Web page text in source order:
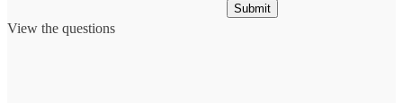
View the questions
Submit